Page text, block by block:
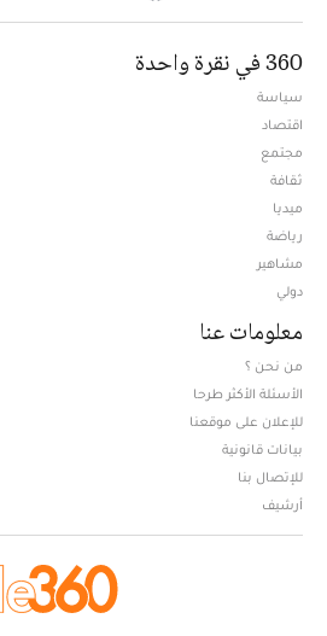
360 في نقرة واحدة
سياسة
اقتصاد
مجتمع
ثقافة
ميديا
رياضة
مشاهير
دولي
معلومات عنا
من نحن ؟
الأسئلة الأكثر طرحا
للإعلان على موقعنا
بيانات قانونية
للإتصال بنا
أرشيف